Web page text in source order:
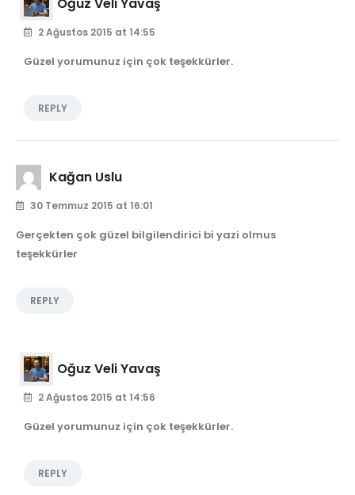
Oğuz Veli Yavaş
2 Ağustos 2015 at 14:55
Güzel yorumunuz için çok teşekkürler.
REPLY
Kağan Uslu
30 Temmuz 2015 at 16:01
Gerçekten çok güzel bilgilendirici bi yazi olmus
teşekkürler
REPLY
Oğuz Veli Yavaş
2 Ağustos 2015 at 14:56
Güzel yorumunuz için çok teşekkürler.
REPLY